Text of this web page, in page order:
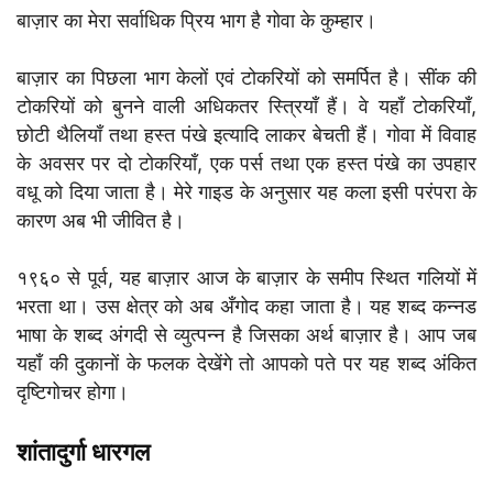
बाज़ार का मेरा सर्वाधिक प्रिय भाग है गोवा के कुम्हार।
बाज़ार का पिछला भाग केलों एवं टोकरियों को समर्पित है। सींक की
टोकरियों को बुनने वाली अधिकतर स्त्रियाँ हैं। वे यहाँ टोकरियाँ,
छोटी थैलियाँ तथा हस्त पंखे इत्यादि लाकर बेचती हैं। गोवा में विवाह
के अवसर पर दो टोकरियाँ, एक पर्स तथा एक हस्त पंखे का उपहार
वधू को दिया जाता है। मेरे गाइड के अनुसार यह कला इसी परंपरा के
कारण अब भी जीवित है।
१९६० से पूर्व, यह बाज़ार आज के बाज़ार के समीप स्थित गलियों में
भरता था। उस क्षेत्र को अब अँगोद कहा जाता है। यह शब्द कन्नड
भाषा के शब्द अंगदी से व्युत्पन्न है जिसका अर्थ बाज़ार है। आप जब
यहाँ की दुकानों के फलक देखेंगे तो आपको पते पर यह शब्द अंकित
दृष्टिगोचर होगा।
शांतादुर्गा धारगल